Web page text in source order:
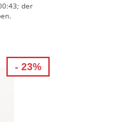
der
- 23%